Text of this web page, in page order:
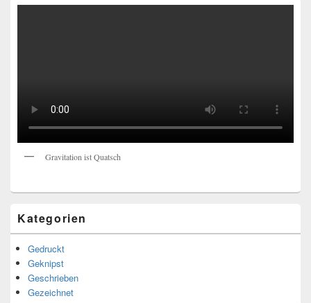
Gravitation ist Quatsch
Kategorien
Gedruckt
Geknipst
Geschrieben
Gezeichnet